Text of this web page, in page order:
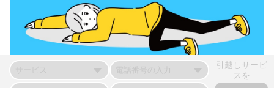
引越しサービ
スを